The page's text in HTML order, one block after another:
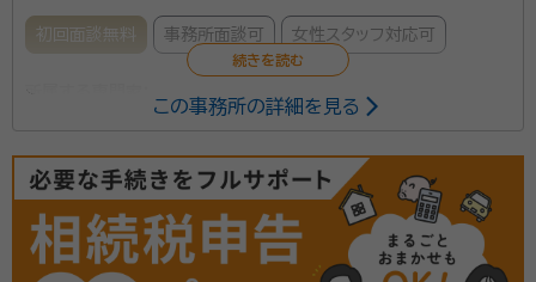
初回面談無料 事務所面談可 女性スタッフ対応可
相続手続きの代行はもちろん、税理士事務所を兼ねてい
るため相続税申告のお手伝いまで、ワンストップでトー
タルサポートが可能です。 相続・贈与税の申告、資産評
この事務所の詳細を見る